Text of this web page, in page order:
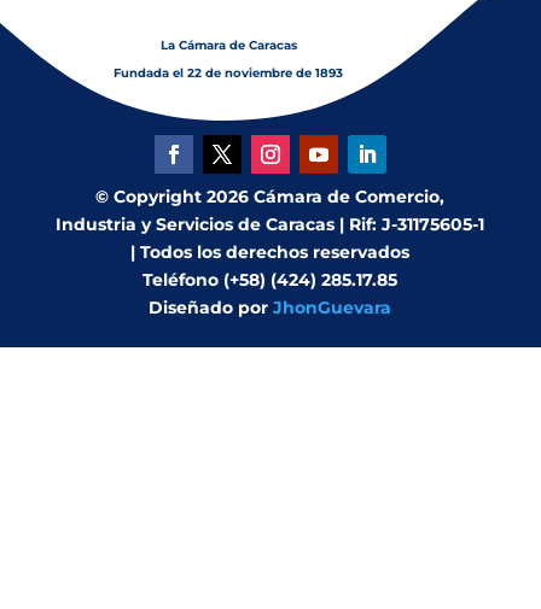
La Cámara de Caracas
Fundada el 22 de noviembre de 1893
© Copyright 2026 Cámara de Comercio,
Industria y Servicios de Caracas | Rif: J-31175605-1
| Todos los derechos reservados
Teléfono (+58) (424) 285.17.85
Diseñado porJhonGuevara